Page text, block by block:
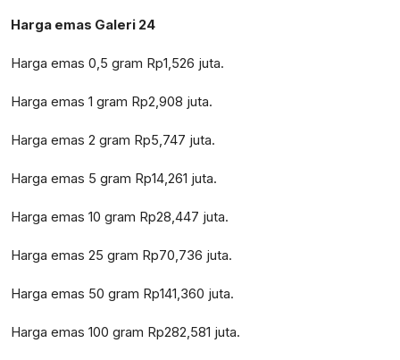
Harga emas Galeri 24
Harga emas 0,5 gram Rp1,526 juta.
Harga emas 1 gram Rp2,908 juta.
Harga emas 2 gram Rp5,747 juta.
Harga emas 5 gram Rp14,261 juta.
Harga emas 10 gram Rp28,447 juta.
Harga emas 25 gram Rp70,736 juta.
Harga emas 50 gram Rp141,360 juta.
Harga emas 100 gram Rp282,581 juta.